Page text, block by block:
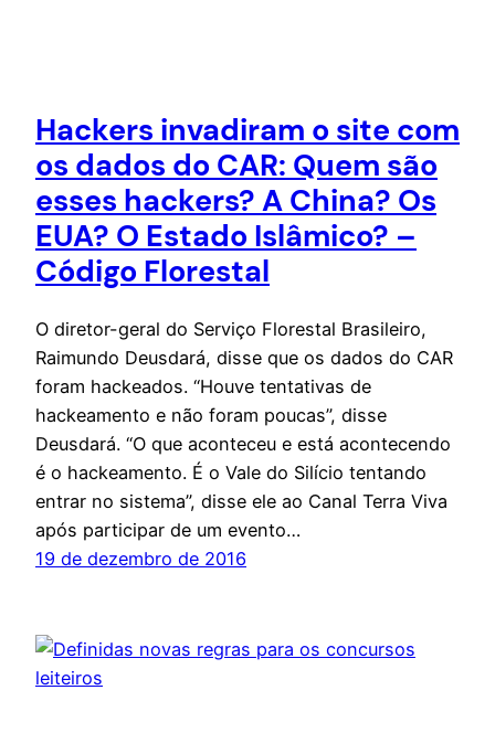
Hackers invadiram o site com
os dados do CAR: Quem são
esses hackers? A China? Os
EUA? O Estado Islâmico? –
Código Florestal
O diretor-geral do Serviço Florestal Brasileiro,
Raimundo Deusdará, disse que os dados do CAR
foram hackeados. “Houve tentativas de
hackeamento e não foram poucas”, disse
Deusdará. “O que aconteceu e está acontecendo
é o hackeamento. É o Vale do Silício tentando
entrar no sistema”, disse ele ao Canal Terra Viva
após participar de um evento…
19 de dezembro de 2016